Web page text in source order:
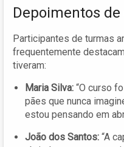
Depoimentos
Participantes de turmas
frequentemente
tiveram:
Maria Silva: “O curso
pães que nunca
estou pensando em
João dos Santos: “A